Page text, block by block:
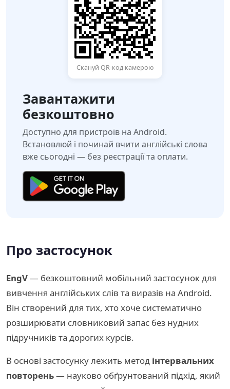
Скануй QR-код камерою
Завантажити
безкоштовно
Доступно для пристроїв на Android.
Встановлюй і починай вчити англійські слова
вже сьогодні — без реєстрації та оплати.
Про застосунок
EngV— безкоштовний мобільний застосунок для
вивчення англійських слів та виразів на Android.
Він створений для тих, хто хоче систематично
розширювати словниковий запас без нудних
підручників та дорогих курсів.
В основі застосунку лежить метод інтервальних
повторень— науково обґрунтований підхід, який